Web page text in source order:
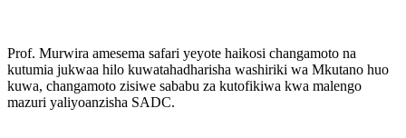
Prof. Murwira amesema safari yeyote haikosi changamoto na
kutumia jukwaa hilo kuwatahadharisha washiriki wa Mkutano huo
kuwa, changamoto zisiwe sababu za kutofikiwa kwa malengo
mazuri yaliyoanzisha SADC.